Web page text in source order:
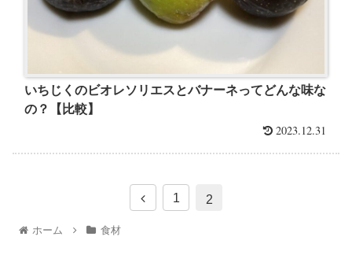
いちじくのビオレソリエスとバナーネってどんな味な
の？【比較】
2023.12.31
1 2
ホーム 食材